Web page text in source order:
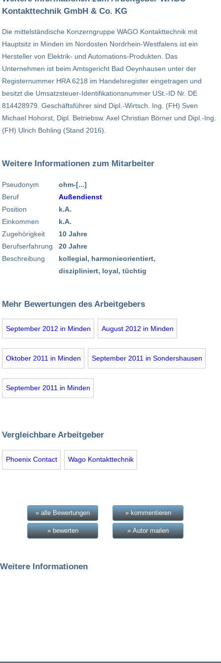
Kontakttechnik GmbH & Co. KG
Die mittelständische Konzerngruppe WAGO Kontakttechnik mit
Hauptsitz in Minden im Nordosten Nordrhein-Westfalens ist ein
Hersteller von Elektrik- und Automations-Produkten. Das
Unternehmen ist beim Amtsgericht Bad Oeynhausen unter der
Registernummer HRA 6218 im Handelsregister eingetragen und
besitzt die Umsatzsteuer-Identifikationsnummer USt.-ID Nr. DE
814428979. Geschäftsführer sind Dipl.-Wirtsch. Ing. (FH) Sven
Michael Hohorst, Dipl. Betriebsw. Axel Christian Börner und Dipl.-Ing.
(FH) Ulrich Bohling (Stand 2016).
Weitere Informationen zum Mitarbeiter
Pseudonym
Beruf
Position
Einkommen
Zugehörigkeit
Berufserfahrung
Beschreibung
ohm-[...]
Außendienst
k.A.
k.A.
10 Jahre
20 Jahre
kollegial, harmonieorientiert,
diszipliniert, loyal, tüchtig
Mehr Bewertungen des Arbeitgebers
September 2012 in Minden August 2012 in Minden
Oktober 2011 in Minden September 2011 in Sondershausen
September 2011 in Minden
Vergleichbare Arbeitgeber
Phoenix Contact Wago Kontakttechnik
» alle Bewertungen » kommentieren
» bewerten » Autor mailen
Weitere Informationen